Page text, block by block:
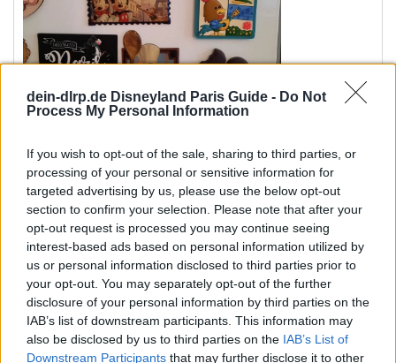
dein-dlrp.de Disneyland Paris Guide - Do Not
Process My Personal Information
If you wish to opt-out of the sale, sharing to third parties, or
processing of your personal or sensitive information for
targeted advertising by us, please use the below opt-out
section to confirm your selection. Please note that after your
opt-out request is processed you may continue seeing
interest-based ads based on personal information utilized by
us or personal information disclosed to third parties prior to
your opt-out. You may separately opt-out of the further
disclosure of your personal information by third parties on the
IAB’s list of downstream participants. This information may
also be disclosed by us to third parties on the IAB’s List of
Downstream Participants that may further disclose it to other
e
r
t
u
n
g
Rita ,BlackPearl,Goofyfanund 3 weitere...
MainStation
Imagineer